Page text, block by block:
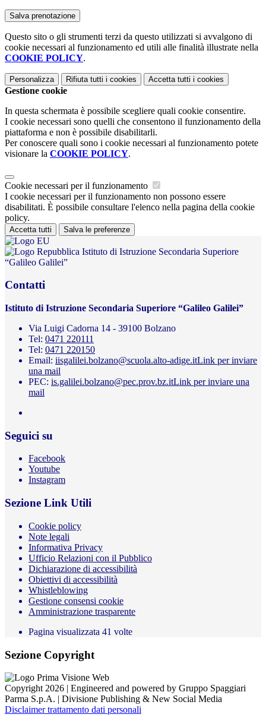
Questo sito o gli strumenti terzi da questo utilizzati si avvalgono di
cookie necessari al funzionamento ed utili alle finalità illustrate nella
COOKIE POLICY.
Personalizza Rifiuta tutti i cookies Accetta tutti i cookies
Gestione cookie
In questa schermata è possibile scegliere quali cookie consentire.
I cookie necessari sono quelli che consentono il funzionamento della
piattaforma e non è possibile disabilitarli.
Per conoscere quali sono i cookie necessari al funzionamento potete
visionare la COOKIE POLICY.
Cookie necessari per il funzionamento
I cookie necessari per il funzionamento non possono essere
disabilitati. È possibile consultare l'elenco nella pagina della cookie
policy.
Accetta tutti Salva le preferenze
Istituto di Istruzione Secondaria Superiore
“Galileo Galilei”
Contatti
Istituto di Istruzione Secondaria Superiore “Galileo Galilei”
Via Luigi Cadorna 14 - 39100 Bolzano
Tel: 0471 220111
Tel: 0471 220150
Email: iisgalilei.bolzano@scuola.alto-adige.itLink per inviare
una mail
PEC: is.galilei.bolzano@pec.prov.bz.itLink per inviare una
mail
Seguici su
Facebook
Youtube
Instagram
Sezione Link Utili
Cookie policy
Note legali
Informativa Privacy
Ufficio Relazioni con il Pubblico
Dichiarazione di accessibilità
Obiettivi di accessibilità
Whistleblowing
Gestione consensi cookie
Amministrazione trasparente
Pagina visualizzata 41 volte
Sezione Copyright
Copyright 2026 | Engineered and powered by Gruppo Spaggiari
Parma S.p.A. | Divisione Publishing & New Social Media
Disclaimer trattamento dati personali